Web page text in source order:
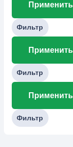
Применить
Фильтр
Применить
Фильтр
Применить
Фильтр